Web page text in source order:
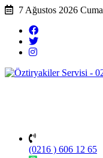
7 Ağustos 2026 Cuma
(0216 ) 606 12 65